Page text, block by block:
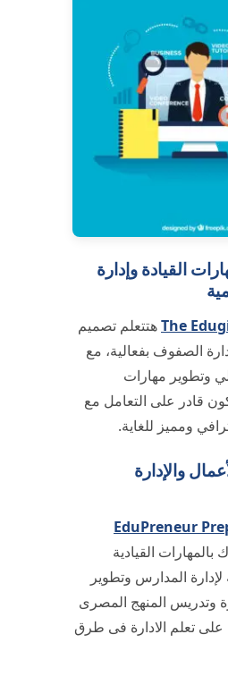
القيادة وإدارة
Theهتتعلم تصميم
الصفوف بفعالية، مع
وتطوير مهارات
قادر على التعامل مع
ومميز للغاية.
والإدارة
EduPreneur
بالمهارات القيادية
لإدارة المدارس وتطوير
وتدريس المنهج المصرى
على تعلم الادارة فى طرق